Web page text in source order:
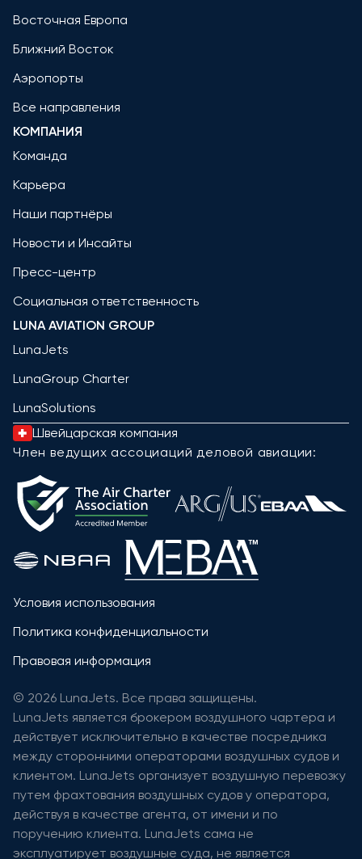
Восточная Европа
Ближний Восток
Аэропорты
Все направления
КОМПАНИЯ
Команда
Карьера
Наши партнёры
Новости и Инсайты
Пресс-центр
Социальная ответственность
LUNA AVIATION GROUP
LunaJets
LunaGroup Charter
LunaSolutions
Швейцарская компания
Член ведущих ассоциаций деловой авиации:
Условия использования
Политика конфиденциальности
Правовая информация
© 2026 LunaJets. Все права защищены.
LunaJets является брокером воздушного чартера и
действует исключительно в качестве посредника
между сторонними операторами воздушных судов и
клиентом. LunaJets организует воздушную перевозку
путем фрахтования воздушных судов у оператора,
действуя в качестве агента, от имени и по
поручению клиента. LunaJets сама не
эксплуатирует воздушные суда, не является